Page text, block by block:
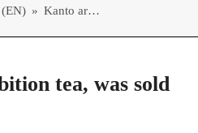
» Kanto ar…
tea, was sold